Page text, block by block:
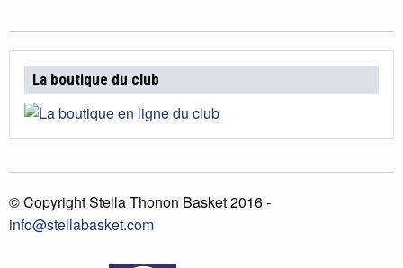
La boutique du club
© Copyright Stella Thonon Basket 2016 -
info@stellabasket.com